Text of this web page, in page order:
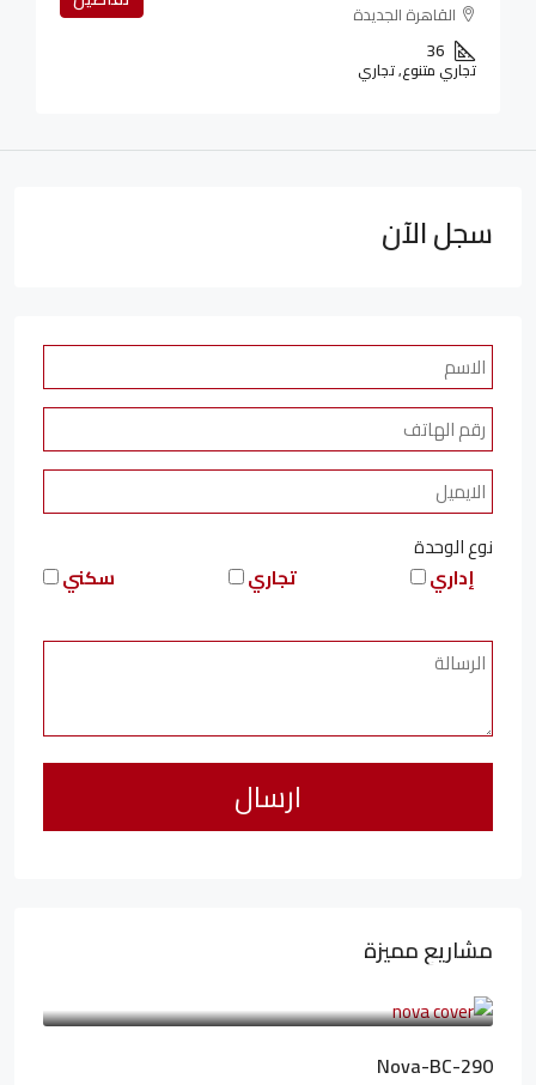
القاهرة الجديدة
36
تجاري متنوع, تجاري
سجل الآن
نوع الوحدة
سكني
تجاري إداري
مشاريع مميزة
6,323,076LE
Nova-BC-290